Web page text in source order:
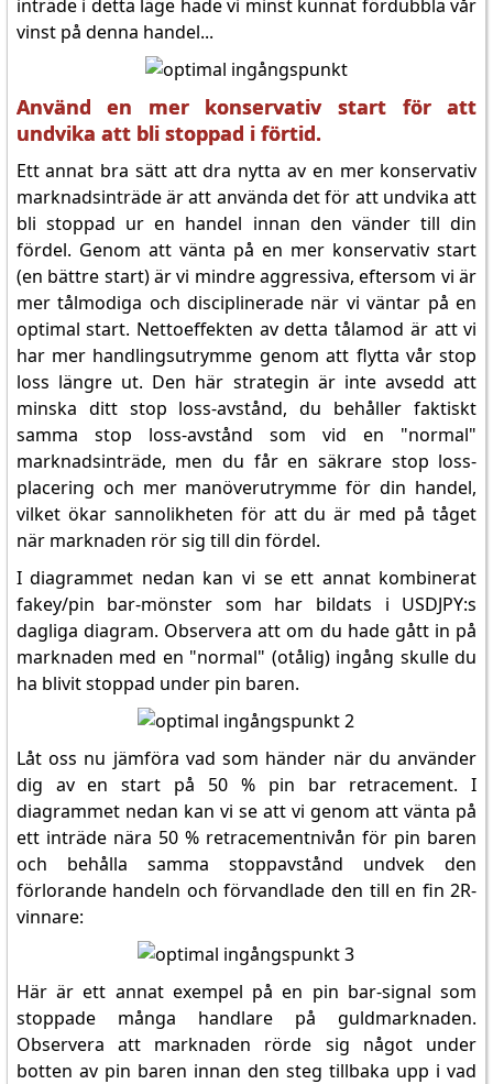
inträde i detta läge hade vi minst kunnat fördubbla vår
vinst på denna handel...
Använd en mer konservativ start för att
undvika att bli stoppad i förtid.
Ett annat bra sätt att dra nytta av en mer konservativ
marknadsinträde är att använda det för att undvika att
bli stoppad ur en handel innan den vänder till din
fördel. Genom att vänta på en mer konservativ start
(en bättre start) är vi mindre aggressiva, eftersom vi är
mer tålmodiga och disciplinerade när vi väntar på en
optimal start. Nettoeffekten av detta tålamod är att vi
har mer handlingsutrymme genom att flytta vår stop
loss längre ut. Den här strategin är inte avsedd att
minska ditt stop loss-avstånd, du behåller faktiskt
samma stop loss-avstånd som vid en "normal"
marknadsinträde, men du får en säkrare stop loss-
placering och mer manöverutrymme för din handel,
vilket ökar sannolikheten för att du är med på tåget
när marknaden rör sig till din fördel.
I diagrammet nedan kan vi se ett annat kombinerat
fakey/pin bar-mönster som har bildats i USDJPY:s
dagliga diagram. Observera att om du hade gått in på
marknaden med en "normal" (otålig) ingång skulle du
ha blivit stoppad under pin baren.
Låt oss nu jämföra vad som händer när du använder
dig av en start på 50 % pin bar retracement. I
diagrammet nedan kan vi se att vi genom att vänta på
ett inträde nära 50 % retracementnivån för pin baren
och behålla samma stoppavstånd undvek den
förlorande handeln och förvandlade den till en fin 2R-
vinnare:
Här är ett annat exempel på en pin bar-signal som
stoppade många handlare på guldmarknaden.
Observera att marknaden rörde sig något under
botten av pin baren innan den steg tillbaka upp i vad